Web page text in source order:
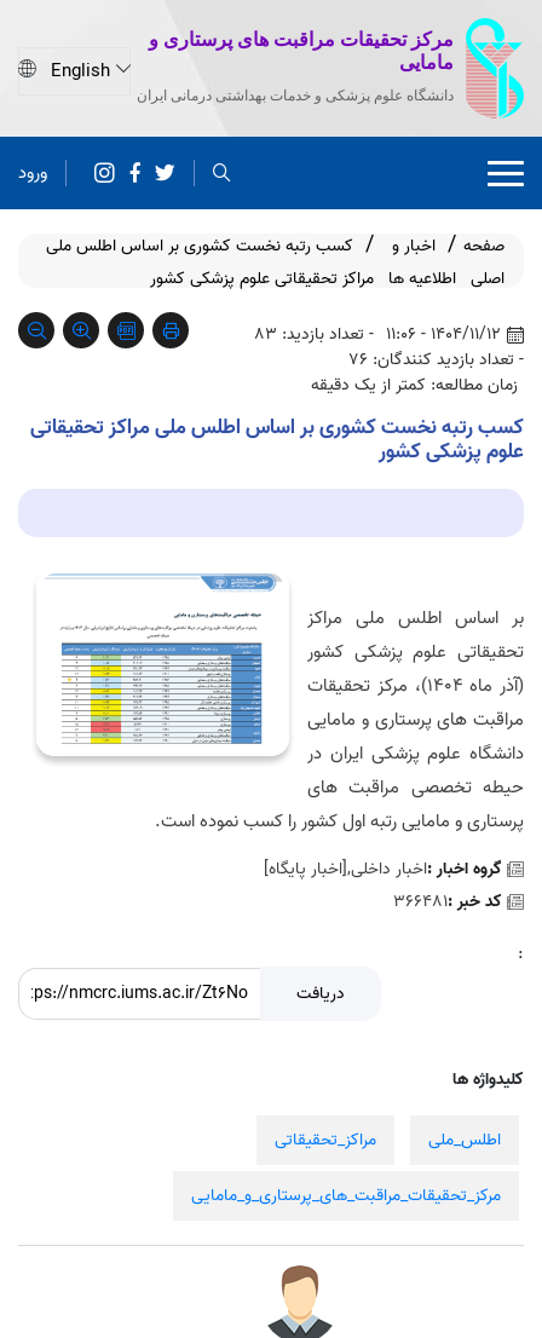
مرکز تحقیقات مراقبت های پرستاری و
مامایی
دانشگاه علوم پزشکی و خدمات بهداشتی درمانی ایران
ورود
صفحه
اصلی
اخبار و
اطلاعیه ها
کسب رتبه نخست کشوری بر اساس اطلس ملی
مراکز تحقیقاتی علوم پزشکی کشور
1404/11/12 - 11:06
- تعداد بازدید: 83
- تعداد بازدید کنندگان: 76
زمان مطالعه: کمتر از یک دقیقه
کسب رتبه نخست کشوری بر اساس اطلس ملی مراکز تحقیقاتی
علوم پزشکی کشور
بر اساس اطلس ملی مراکز
تحقیقاتی علوم پزشکی کشور
(آذر ماه 1404)، مرکز تحقیقات
مراقبت های پرستاری و مامایی
دانشگاه علوم پزشکی ایران در
حیطه تخصصی مراقبت های
پرستاری و مامایی رتبه اول کشور را کسب نموده است.
گروه اخبار :اخبار داخلی,[اخبار پايگاه]
کد خبر :366481
:
دریافت
کلیدواژه ها
اطلس_ملی
مراکز_تحقیقاتی
مرکز_تحقیقات_مراقبت_های_پرستاری_و_مامایی